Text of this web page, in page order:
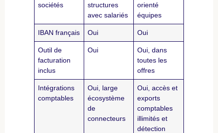
sociétés
structures
avec salariés
orienté
équipes
IBAN français Oui Oui
Outil de
facturation
inclus
Oui
Oui, dans
toutes les
offres
Intégrations
comptables
Oui, large
écosystème
de
connecteurs
Oui, accès et
exports
comptables
illimités et
détection